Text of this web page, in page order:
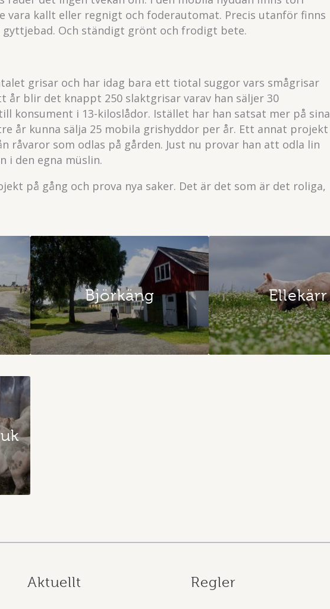
vara kallt eller regnigt och foderautomat. Precis utanför finns
Och ständigt grönt och frodigt bete.
grisar och har idag bara ett tiotal suggor vars smågrisar
år blir det knappt 250 slaktgrisar varav han säljer 30
konsument i 13-kiloslådor. Istället har han satsat mer på sina
år kunna sälja 25 mobila grishyddor per år. Ett annat projekt
råvaror som odlas på gården. Just nu provar han att odla lin
i den egna müslin.
på gång och prova nya saker. Det är det som är det roliga,
Björkäng Ellekärr
Aktuellt Regler